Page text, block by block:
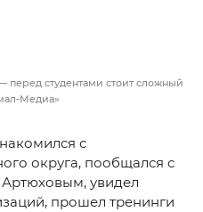
перед студентами стоит сложный
Медиа»
с
округа, пообщался с
увидел
прошел тренинги